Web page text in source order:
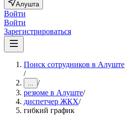
Алушта
Войти
Войти
Зарегистрироваться
Поиск сотрудников в Алуште
/
... /
резюме в Алуште/
диспетчер ЖКХ/
гибкий график